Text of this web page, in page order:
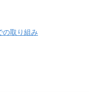
の取り組み